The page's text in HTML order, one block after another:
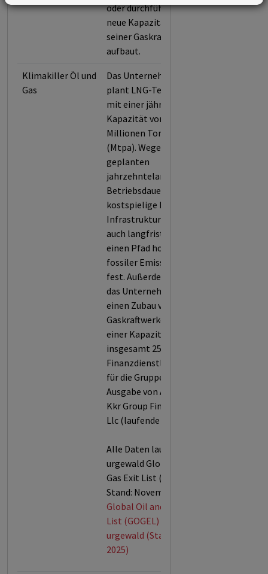
oder durchführt und
neue Kapazitäten
seiner Gaskraftwerke
aufbaut.
Klimakiller Öl und
Gas
Das Unternehmen
plant LNG-Terminals
mit einer jährlichen
Kapazität von 13.54
Millionen Tonnen
(Mtpa). Wegen der
geplanten
jahrzehntelangen
Betriebsdauer legt der
kostspielige Bau neuer
Infrastruktur die Welt
auch langfristig auf
einen Pfad hoher
fossiler Emissionen
fest. Außerdem plant
das Unternehmen
einen Zubau von
Gaskraftwerken mit
einer Kapazität von
insgesamt 250,74 MW.
Finanzdienstleistungen
für die Gruppe (z.T.
Ausgabe von Anleihen):
Kkr Group Finance Co VI
Llc (laufende Anleihen).
Alle Daten laut der
urgewald Global Oil &
Gas Exit List (GOGEL,
Stand: November 2025).
Global Oil and Gas Exit
List (GOGEL) von
urgewald (Stand: Nov.
2025)